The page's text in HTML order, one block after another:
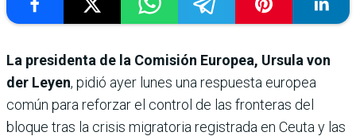
La presidenta de la Comisión Europea, Ursula von
der Leyen, pidió ayer lunes una respuesta europea
común para reforzar el control de las fronteras del
bloque tras la crisis migratoria registrada en Ceuta y las